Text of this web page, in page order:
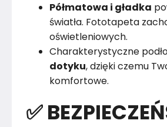
Półmatowa i gładka
światła. Fototapeta
oświetleniowych.
Charakterystyczne
dotyku, dzięki czemu
komfortowe.
✅